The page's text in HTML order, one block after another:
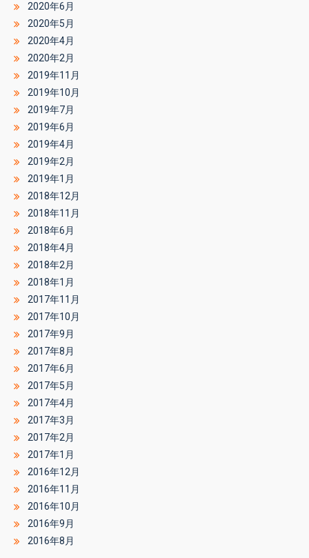
2020年6月
2020年5月
2020年4月
2020年2月
2019年11月
2019年10月
2019年7月
2019年6月
2019年4月
2019年2月
2019年1月
2018年12月
2018年11月
2018年6月
2018年4月
2018年2月
2018年1月
2017年11月
2017年10月
2017年9月
2017年8月
2017年6月
2017年5月
2017年4月
2017年3月
2017年2月
2017年1月
2016年12月
2016年11月
2016年10月
2016年9月
2016年8月